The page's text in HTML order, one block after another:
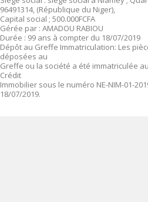
96491314, (République du Niger),
Capital social ; 500.000FCFA
Gérée par : AMADOU RABIOU
Durée : 99 ans à compter du 18/07/2019
Dépôt au Greffe Immatriculation: Les
déposées au
Greffe ou la société a été immatriculée
Crédit
Immobilier sous le numéro NE-NIM-01-
18/07/2019.